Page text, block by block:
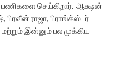
பணிகளை செய்கிறார். ஆக்ஷன்
ராஜா, பிராங்க்ஸ்டர்
மற்றும் இன்னும் பல முக்கிய